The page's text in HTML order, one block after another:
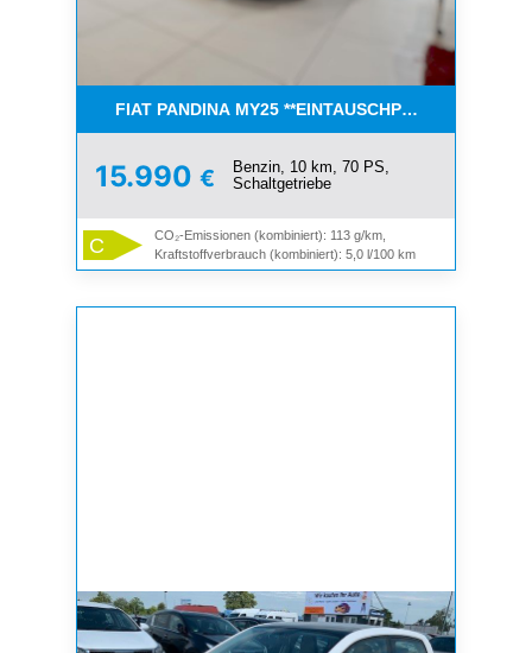
FIAT PANDINA MY25 **EINTAUSCHPRÄMIE**
15.990 €
Benzin, 10 km, 70 PS,
Schaltgetriebe
C
CO₂-Emissionen (kombiniert): 113 g/km,
Kraftstoffverbrauch (kombiniert): 5,0 l/100 km